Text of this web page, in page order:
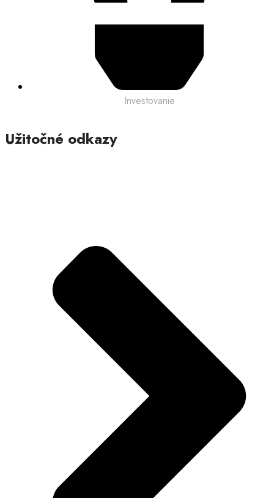
Investovanie
Užitočné odkazy